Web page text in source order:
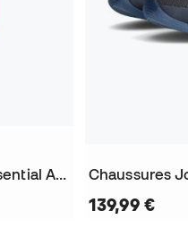
T-Shirt Los Angeles Lakers Essential Association Edition Luka Doncic
Chaussures
139,99 €